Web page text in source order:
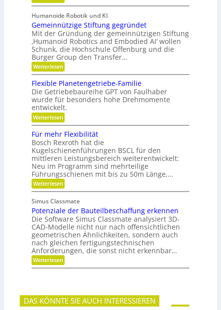
a
n
c
h
e
s
g
l
e
i
c
h
k
l
a
s
s
e
e
g
e
n
e
r
a
t
i
o
n
s
o
r
e
n
f
ü
r
R
o
b
o
t
e
r
g
r
e
e
r
Z
e
i
F
r
i
s
t
e
n
,
e
i
n
e
V
e
a
n
t
w
o
r
t
u
n
Humanoide Robotik und KI
Gemeinnützige Stiftung gegründet
Mit der Gründung der gemeinnützigen Stiftung
‚Humanoid Robotics and Embodied AI‘ wollen
Schunk, die Hochschule Offenburg und die
Burger Group den Transfer…
Weiterlesen:
G
e
m
e
i
n
n
ü
t
z
i
g
e
S
t
i
f
t
n
g
g
e
g
r
ü
n
d
e
Flexible Planetengetriebe-Familie
Die Getriebebaureihe GPT von Faulhaber
wurde für besonders hohe Drehmomente
entwickelt.
Weiterlesen:
F
e
x
i
b
l
e
P
l
a
n
t
e
n
g
e
t
r
i
e
F
a
Für mehr Flexibilität
Bosch Rexroth hat die
Kugelschienenführungen BSCL für den
mittleren Leistungsbereich weiterentwickelt:
Neu im Programm sind mehrteilige
Führungsschienen mit bis zu 50m Länge,…
Weiterlesen:
F
r
m
e
h
r
F
l
e
x
i
i
t
ä
Simus Classmate
Potenziale der Bauteilbeschaffung erkennen
Die Software Simus Classmate analysiert 3D-
CAD-Modelle nicht nur nach offensichtlichen
geometrischen Ähnlichkeiten, sondern auch
nach gleichen fertigungstechnischen
Anforderungen, die sonst nicht erkennbar…
Weiterlesen:
P
n
z
i
DAS KÖNNTE SIE AUCH INTERESSIEREN